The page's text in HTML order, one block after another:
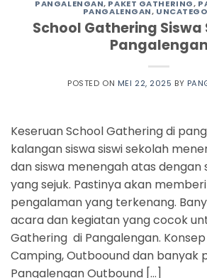
PANGALENGAN, PAKET GATHERING,
PANGALENGAN,
School Gathering Siswa
Pangalengan
POSTED ON MEI 22, 2025 BY
Keseruan School Gathering di
kalangan siswa siswi sekolah
dan siswa menengah atas dengan
yang sejuk. Pastinya akan
pengalaman yang terkenang.
acara dan kegiatan yang cocok
Gathering di Pangalengan.
Camping, Outboound dan banyak
Pangalengan Outbound […]